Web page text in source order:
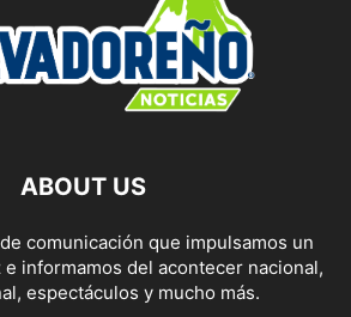
ABOUT US
comunicación que impulsamos un
informamos del acontecer nacional,
espectáculos y mucho más.